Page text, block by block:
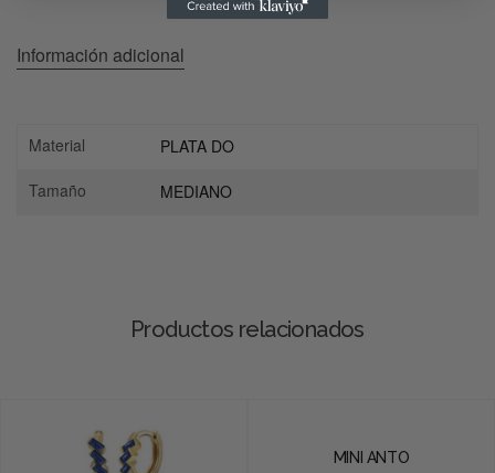
Información adicional
Material
PLATA DO
Tamaño
MEDIANO
Productos relacionados
MINI ANTO